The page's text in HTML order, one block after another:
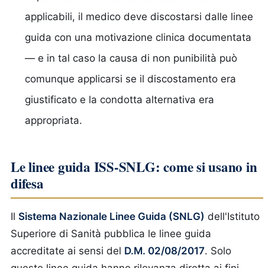
applicabili, il medico deve discostarsi dalle linee
guida con una motivazione clinica documentata
— e in tal caso la causa di non punibilità può
comunque applicarsi se il discostamento era
giustificato e la condotta alternativa era
appropriata.
Le linee guida ISS-SNLG: come si usano in
difesa
Il Sistema Nazionale Linee Guida (SNLG) dell'Istituto
Superiore di Sanità pubblica le linee guida
accreditate ai sensi del D.M. 02/08/2017. Solo